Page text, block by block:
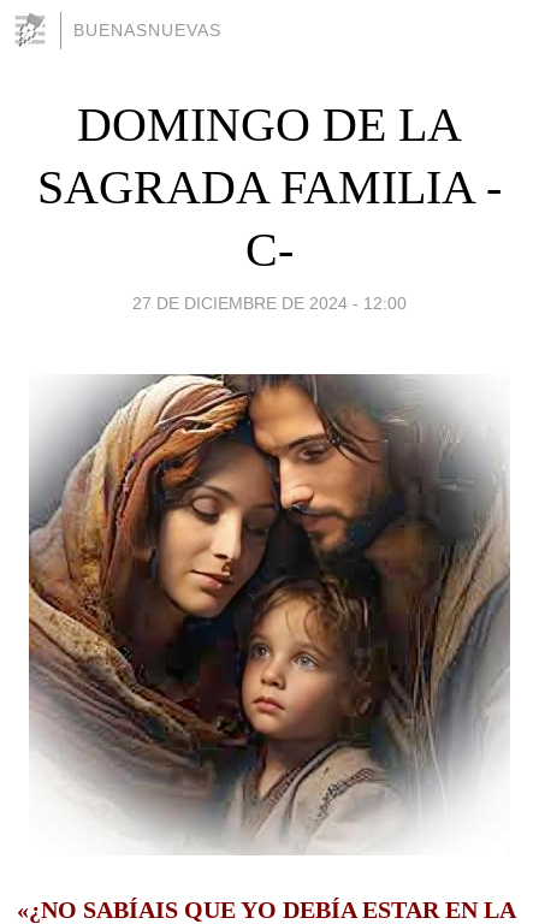
BUENASNUEVAS
DOMINGO DE LA
SAGRADA FAMILIA -
C-
27 DE DICIEMBRE DE 2024 - 12:00
«¿NO SABÍAIS QUE YO DEBÍA ESTAR EN LA